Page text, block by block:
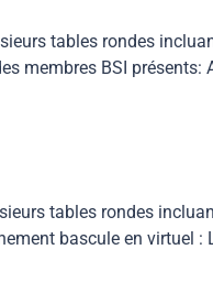
tables rondes
membres BSI présents:
tables rondes
bascule en virtuel :